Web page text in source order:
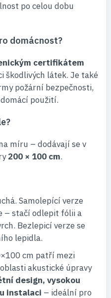
po celou dobu
domácnost?
certifikátem
škodlivých látek. Je také
požární bezpečnosti,
použití.
míru – dodávají se v
200 × 100 cm.
Samolepící verze
– stačí odlepit fólii a
Bezlepicí verze se
lepidla.
cm patří mezi
akustické úpravy
design, vysokou
instalaci – ideální pro